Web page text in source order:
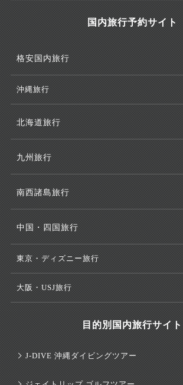
国内旅行予約サイト
格安国内旅行
沖縄旅行
北海道旅行
九州旅行
南西諸島旅行
中国・四国旅行
東京・ディズニー旅行
大阪・USJ旅行
目的別国内旅行サイト
J-DIVE 沖縄ダイビングツアー